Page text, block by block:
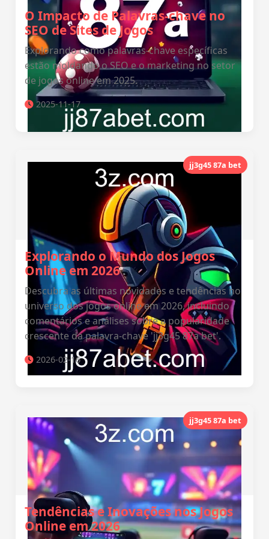
O Impacto de Palavras-chave no
SEO de Sites de Jogos
Explorando como palavras-chave específicas
estão moldando o SEO e o marketing no setor
de jogos online em 2025.
2025-11-17
jj3g45 87a bet
Explorando o Mundo dos Jogos
Online em 2026
Descubra as últimas novidades e tendências no
universo dos jogos online em 2026, incluindo
comentários e análises sobre a popularidade
crescente da palavra-chave 'jj3g45 87a bet'.
2026-02-16
jj3g45 87a bet
Tendências e Inovações nos Jogos
Online em 2026